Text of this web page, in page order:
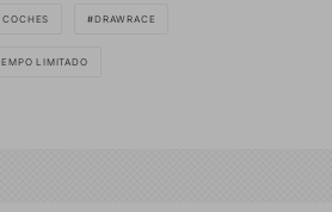
COCHES DRAWRACE
LIMITADO